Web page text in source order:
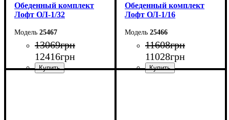
Обеденный комплект
Лофт ОЛ-1/32
25467
13069грн
12416грн
Обеденный комплект
Лофт ОЛ-1/16
25466
11608грн
11028грн